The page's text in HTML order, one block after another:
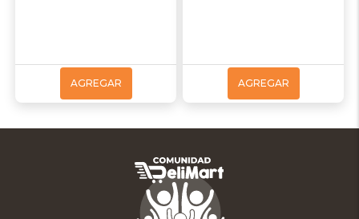
AGREGAR AGREGAR